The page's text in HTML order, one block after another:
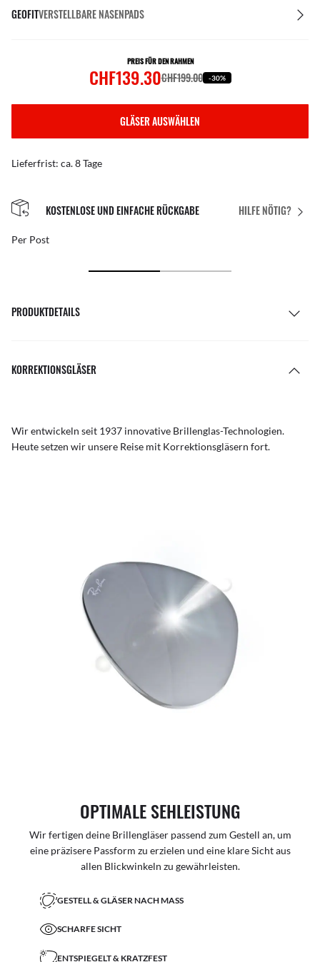
GEOFITVERSTELLBARE NASENPADS
PREIS FÜR DEN RAHMEN
CHF139.30CHF199.00 -30%
GLÄSER AUSWÄHLEN
Lieferfrist: ca. 8 Tage
HILFE NÖTIG?
KOSTENLOSE UND EINFACHE RÜCKGABE
Per Post
PRODUKTDETAILS
KORREKTIONSGLÄSER
Wir entwickeln seit 1937 innovative Brillenglas-Technologien.
Heute setzen wir unsere Reise mit Korrektionsgläsern fort.
OPTIMALE SEHLEISTUNG
Wir fertigen deine Brillengläser passend zum Gestell an, um
eine präzisere Passform zu erzielen und eine klare Sicht aus
allen Blickwinkeln zu gewährleisten.
GESTELL & GLÄSER NACH MASS
SCHARFE SICHT
ENTSPIEGELT & KRATZFEST